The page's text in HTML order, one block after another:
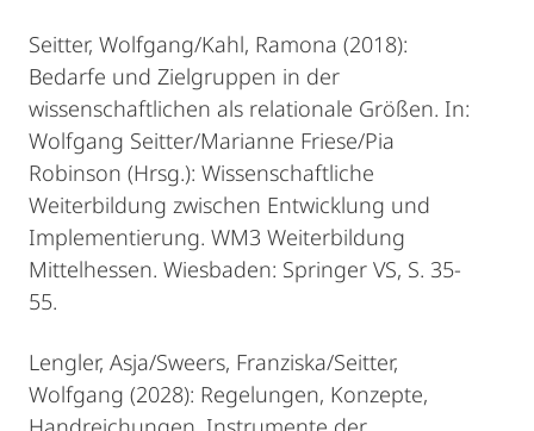
Seitter, Wolfgang/Kahl, Ramona (2018):
Bedarfe und Zielgruppen in der
wissenschaftlichen als relationale Größen. In:
Wolfgang Seitter/Marianne Friese/Pia
Robinson (Hrsg.): Wissenschaftliche
Weiterbildung zwischen Entwicklung und
Implementierung. WM3 Weiterbildung
Mittelhessen. Wiesbaden: Springer VS, S. 35-
55.
Lengler, Asja/Sweers, Franziska/Seitter,
Wolfgang (2028): Regelungen, Konzepte,